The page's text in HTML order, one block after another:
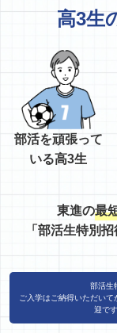
高3生
部活を頑張って
いる高3生
東進の最
「部活生特別
部活生
ご入学はご納得いただい
迎で